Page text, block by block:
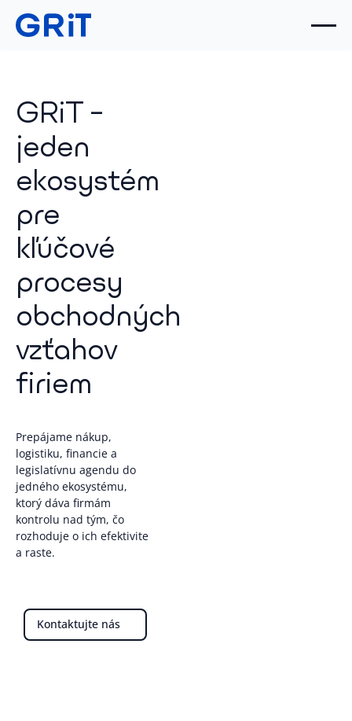
GRiT –
jeden
ekosystém
pre
kľúčové
procesy
obchodných
vzťahov
firiem
Prepájame nákup,
logistiku, financie a
legislatívnu agendu do
jedného ekosystému,
ktorý dáva firmám
kontrolu nad tým, čo
rozhoduje o ich efektivite
a raste.
Kontaktujte nás